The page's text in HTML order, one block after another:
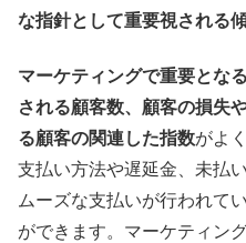
な指針として重要視される
マーケティングで重要とな
される顧客数、顧客の損失
る顧客の関連した指数がよ
支払い方法や遅延金、未払
ムーズな支払いが行われて
ができます。マーケティン